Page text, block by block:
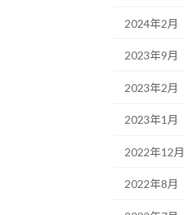
2024年2月
2023年9月
2023年2月
2023年1月
2022年12月
2022年8月